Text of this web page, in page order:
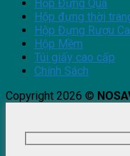
Hộp Đựng Quà
Hộp đựng thời
Hộp Đựng Rượu
Hộp Mềm
Túi giấy cao cấp
Chính Sách
Copyright 2026 ©